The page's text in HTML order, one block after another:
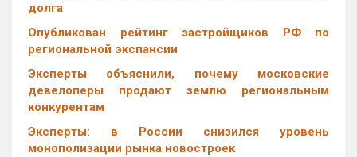
долга
Опубликован рейтинг застройщиков РФ по
региональной экспансии
Эксперты объяснили, почему московские
девелоперы продают землю региональным
конкурентам
Эксперты: в России снизился уровень
монополизации рынка новостроек